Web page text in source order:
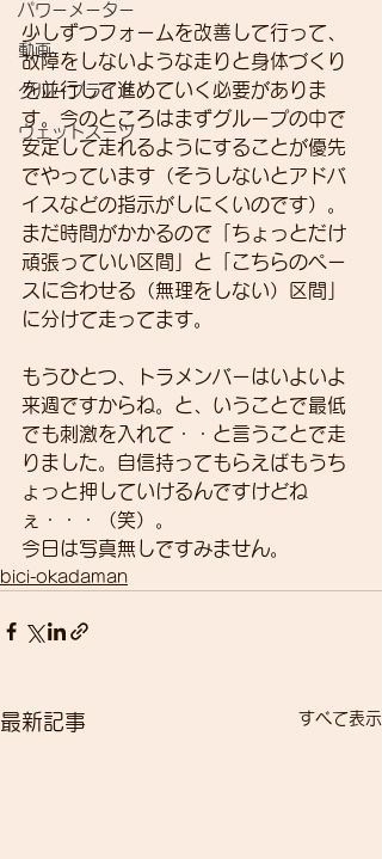
パワーメーター
動画
グループライド
ウェットスーツ
少しずつフォームを改善して行って、
故障をしないような走りと身体づくり
を並行して進めていく必要がありま
す。今のところはまずグループの中で
安定して走れるようにすることが優先
でやっています（そうしないとアドバ
イスなどの指示がしにくいのです）。
まだ時間がかかるので「ちょっとだけ
頑張っていい区間」と「こちらのペー
スに合わせる（無理をしない）区間」
に分けて走ってます。
もうひとつ、トラメンバーはいよいよ
来週ですからね。と、いうことで最低
でも刺激を入れて・・と言うことで走
りました。自信持ってもらえばもうち
ょっと押していけるんですけどね
ぇ・・・（笑）。
今日は写真無しですみません。
bici-okadaman
最新記事 すべて表示